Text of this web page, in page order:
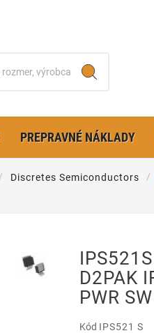
PREPRAVNÉ NÁKLADY
Discretes Semiconductors
D2PAK
PWR
Kód IPS521 S